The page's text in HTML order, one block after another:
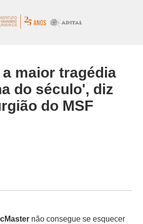
maior tragédia
do século', diz
do MSF
não consegue se esquecer